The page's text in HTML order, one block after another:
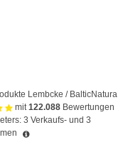
Lembcke / BalticNatura
mit122.088 Bewertungen
3 Verkaufs- und 3